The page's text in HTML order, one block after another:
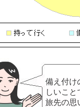
備え付け
しいこ
旅先の思